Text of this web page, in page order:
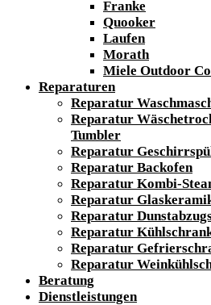
Franke
Quooker
Laufen
Morath
Miele Outdoor
Reparaturen
Reparatur
Reparatur
Tumbler
Reparatur
Reparatur Backofen
Reparatur Kombi-
Reparatur
Reparatur
Reparatur
Reparatur
Reparatur
Beratung
Dienstleistungen